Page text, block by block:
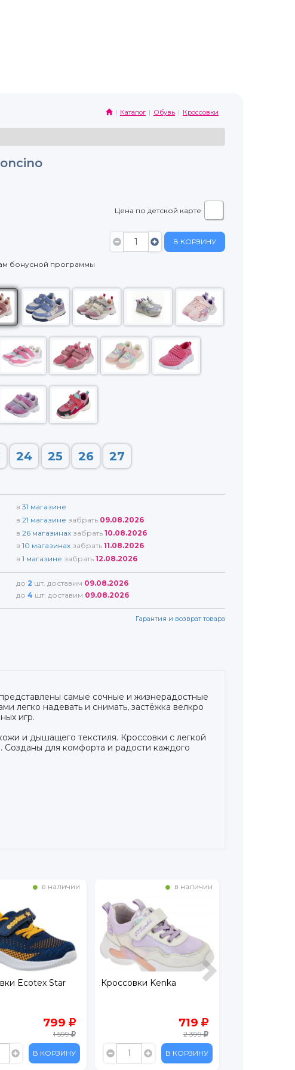
Каталог Обувь Кроссовки
Цена по детской карте
В КОРЗИНУ
бонусной программы
24 25 26 27
в 31 магазине
в 21 магазине забрать 09.08.2026
в 26 магазинах забрать 10.08.2026
в 10 магазинах забрать 11.08.2026
в 1 магазине забрать 12.08.2026
до 2 шт. доставим 09.08.2026
до 4 шт. доставим 09.08.2026
Гарантия и возврат товара
самые сочные и жизнерадостные
легко надевать и снимать, застёжка велкро
игр.
и дышащего текстиля. Кроссовки с легкой
для комфорта и радости каждого
в наличии
Ecotex Star
799
1 599
В КОРЗИНУ
в наличии
Кроссовки Kenka
719
2 399
В КОРЗИНУ